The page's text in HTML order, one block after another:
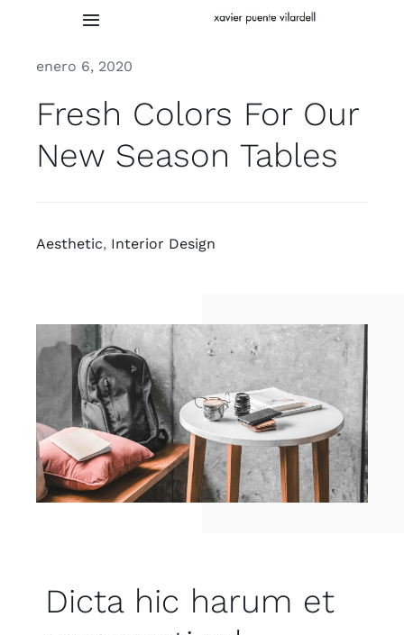
contenido
Toggle
Works
Studio
enero 6, 2020
Fresh Colors For Our
New Season Tables
Aesthetic, Interior Design
Dicta hic harum et